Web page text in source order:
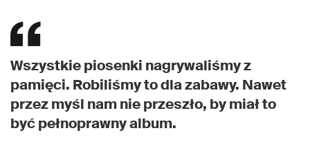
Wszystkie piosenki nagrywaliśmy z
pamięci. Robiliśmy to dla zabawy. Nawet
przez myśl nam nie przeszło, by miał to
być pełnoprawny album.